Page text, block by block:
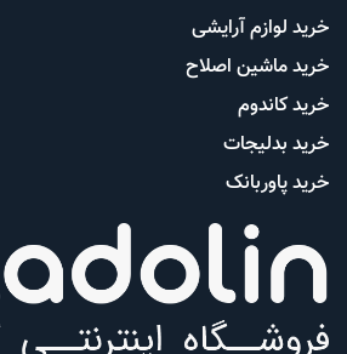
خرید لوازم آرایشی
خرید ماشین اصلاح
خرید کاندوم
خرید بدلیجات
خرید پاوربانک